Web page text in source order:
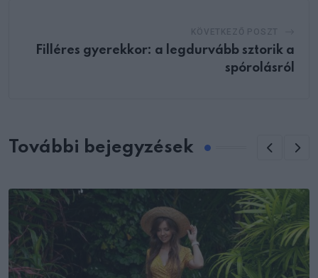
Filléres gyerekkor: a legdurvább sztorik a
spórolásról
További bejegyzések